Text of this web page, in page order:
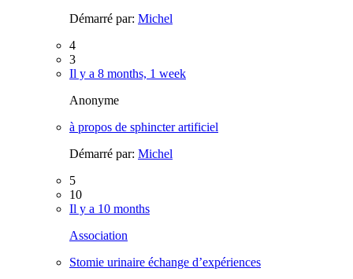
Démarré par: Michel
4
3
Il y a 8 months, 1 week
Anonyme
à propos de sphincter artificiel
Démarré par: Michel
5
10
Il y a 10 months
Association
Stomie urinaire échange d’expériences